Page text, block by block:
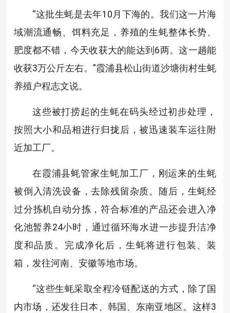
“这批生蚝是去年10月下海的。我们这一片海
域潮流通畅、饵料充足，养殖的生蚝整体长势、
肥度都不错，今天收获大的能达到6两。这一趟能
收获3万公斤左右。”霞浦县松山街道沙塘街村生蚝
养殖户程志文说。
这些被打捞起的生蚝在码头经过初步处理，
按照大小和品相进行归拢后，被迅速装车运往附
近加工厂。
在霞浦县蚝管家生蚝加工厂，刚运来的生蚝
被倒入清洗设备，去除残留杂质。随后，生蚝经
过分拣机自动分拣，符合标准的产品还会进入净
化池暂养24小时，通过循环海水进一步提升洁净
度和品质。完成净化后，生蚝将进行包装、装
箱，发往河南、安徽等地市场。
“这些生蚝采取全程冷链配送的方式，除了国
内市场，还发往日本、韩国、东南亚地区。这样3